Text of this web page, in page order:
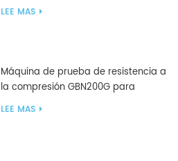
LEE MAS
Máquina de prueba de resistencia a
la compresión GBN200G para
bolsas de plástico
LEE MAS